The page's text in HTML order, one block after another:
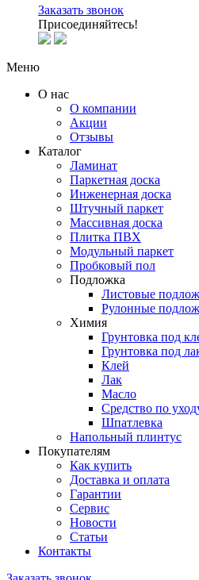
Заказать звонок
Присоединяйтесь!
Меню
О нас
О компании
Акции
Отзывы
Каталог
Ламинат
Паркетная доска
Инженерная доска
Штучный паркет
Массивная доска
Плитка ПВХ
Модульный паркет
Пробковый пол
Подложка
Листовые
Рулонные
Химия
Грунтовка под
Грунтовка под
Клей
Лак
Масло
Средство по
Шпатлевка
Напольный плинтус
Покупателям
Как купить
Доставка и оплата
Гарантии
Сервис
Новости
Статьи
Контакты